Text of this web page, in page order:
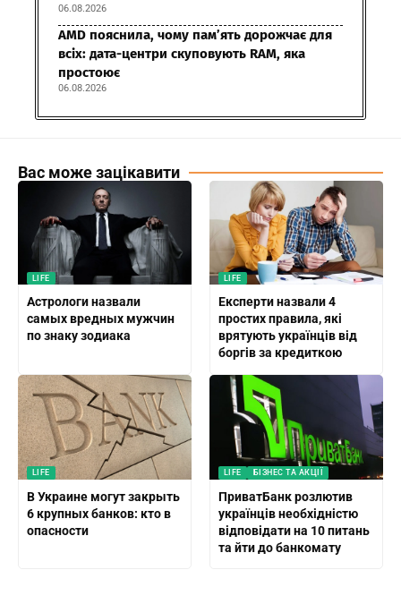
06.08.2026
AMD пояснила, чому пам’ять дорожчає для
всіх: дата-центри скуповують RAM, яка
простоює
06.08.2026
Вас може зацікавити
LIFE
Астрологи назвали
самых вредных мужчин
по знаку зодиака
LIFE
Експерти назвали 4
простих правила, які
врятують українців від
боргів за кредиткою
LIFE
В Украине могут закрыть
6 крупных банков: кто в
опасности
LIFE БІЗНЕС ТА АКЦІЇ
ПриватБанк розлютив
українців необхідністю
відповідати на 10 питань
та йти до банкомату